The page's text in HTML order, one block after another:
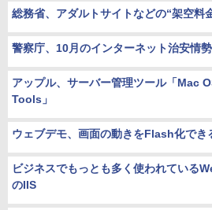
総務省、アダルトサイトなどの“架空料
警察庁、10月のインターネット治安情
アップル、サーバー管理ツール「Mac
Tools」
ウェブデモ、画面の動きをFlash化でき
ビジネスでもっとも多く使われている
のIIS